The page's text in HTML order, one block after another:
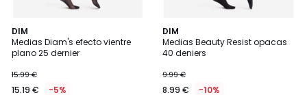
DIM
Medias Diam's efecto vientre
plano 25 dernier
15.99 €
15.19 € -5%
4,7
/ 5
DIM
Medias Beauty Resist opacas
40 deniers
9.99 €
8.99 € -10%
4,4
/ 5